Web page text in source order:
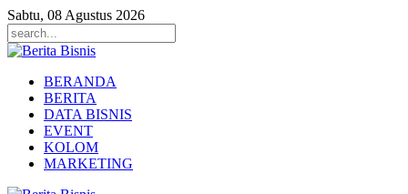
Sabtu, 08 Agustus 2026
BERANDA
BERITA
DATA BISNIS
EVENT
KOLOM
MARKETING